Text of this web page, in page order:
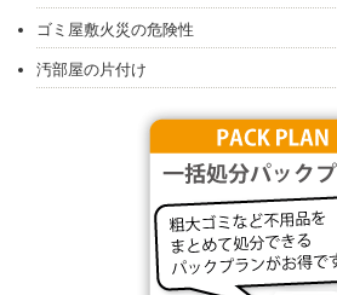
ゴミ屋敷火災の危険性
汚部屋の片付け